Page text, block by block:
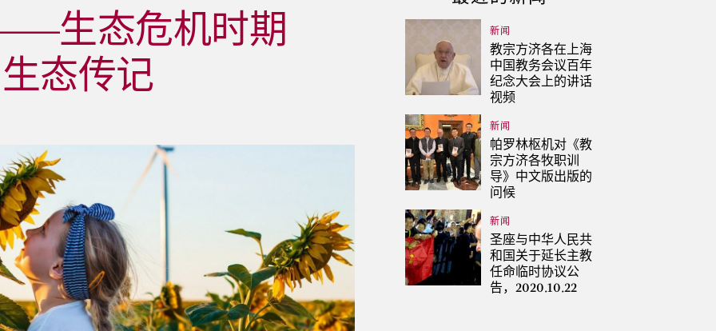
生态危机时期
态传记
新闻
教宗方济各在上海
中国教务会议百年
纪念大会上的讲话
视频
新闻
帕罗林枢机对《教
宗方济各牧职训
导》中文版出版的
问候
新闻
圣座与中华人民共
和国关于延长主教
任命临时协议公
告，2020.10.22